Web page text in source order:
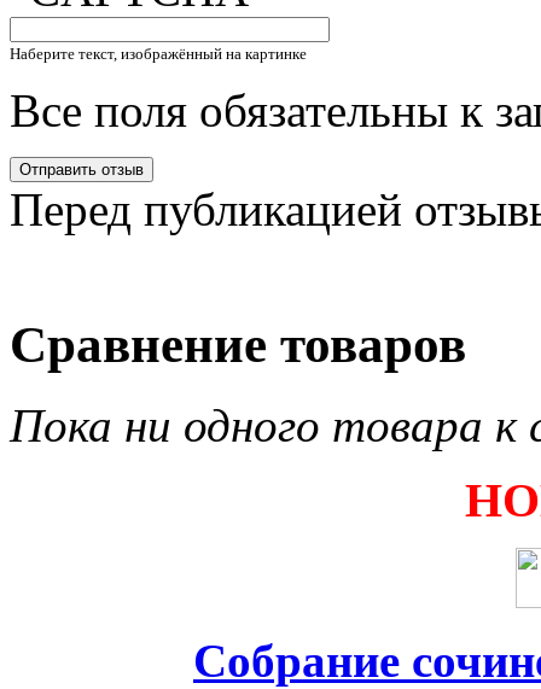
Наберите текст, изображённый на картинке
Все поля обязательны к
Перед публикацией
Сравнение товаров
Пока ни одного товара к
Собрание